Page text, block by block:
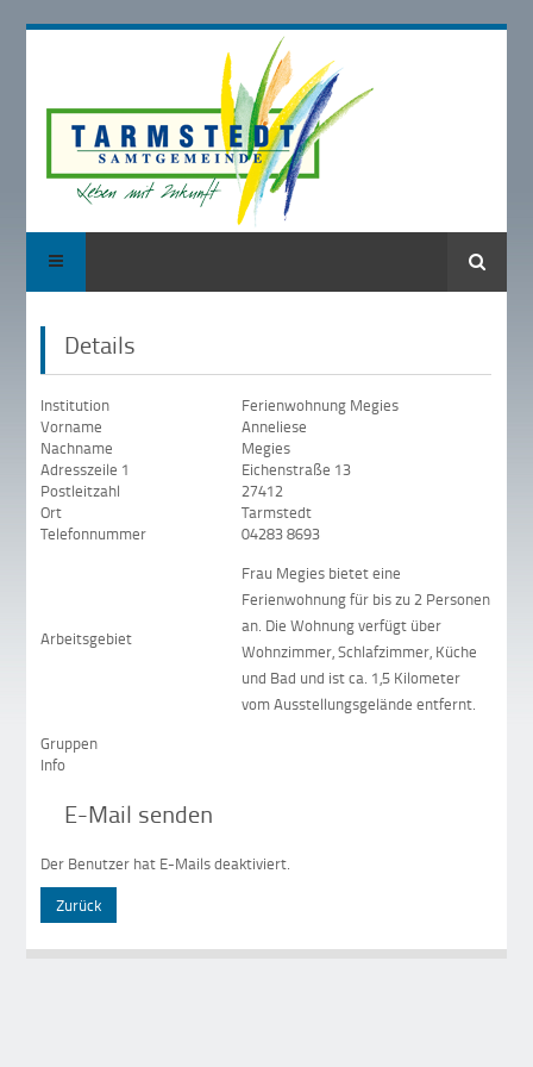
Suche
Details
Institution
Ferienwohnung Megies
Vorname
Anneliese
Nachname
Megies
Adresszeile 1
Eichenstraße 13
Postleitzahl
27412
Ort
Tarmstedt
Telefonnummer
04283 8693
Arbeitsgebiet
Frau Megies bietet eine
Ferienwohnung für bis zu 2 Personen
an. Die Wohnung verfügt über
Wohnzimmer, Schlafzimmer, Küche
und Bad und ist ca. 1,5 Kilometer
vom Ausstellungsgelände entfernt.
Gruppen
Info
E-Mail senden
Der Benutzer hat E-Mails deaktiviert.
Zurück